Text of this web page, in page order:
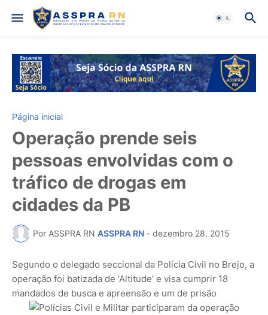
Página inicial
Operação prende seis
pessoas envolvidas com o
tráfico de drogas em
cidades da PB
Por ASSPRA RN ASSPRA RN - dezembro 28, 2015
Segundo o delegado seccional da Polícia Civil no Brejo, a
operação foi batizada de ‘Altitude’ e visa cumprir 18
mandados de busca e apreensão e um de prisão